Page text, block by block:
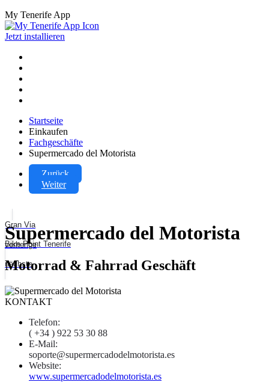
My Tenerife App
Jetzt installieren
Startseite
Einkaufen
Fachgeschäfte
Supermercado del Motorista
Zurück
Weiter
Gran Via
vorherige
Bike Point Tenerife
nächste
Supermercado del Motorista
Motorrad & Fahrrad Geschäft
KONTAKT
Telefon:
( +34 ) 922 53 30 88
E-Mail:
soporte@supermercadodelmotorista.es
Website:
www.supermercadodelmotorista.es